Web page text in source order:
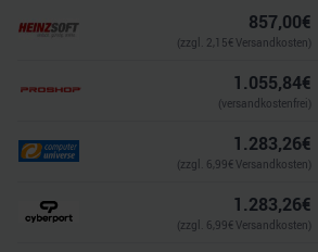
857,00€
(zzgl. 2,15€ Versandkosten)
1.055,84€
(versandkostenfrei)
1.283,26€
(zzgl. 6,99€ Versandkosten)
1.283,26€
(zzgl. 6,99€ Versandkosten)